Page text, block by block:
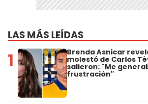
LAS MÁS LEÍDAS
1 Brenda Asnicar
molestó de Carlos
salieron: "Me
frustración"